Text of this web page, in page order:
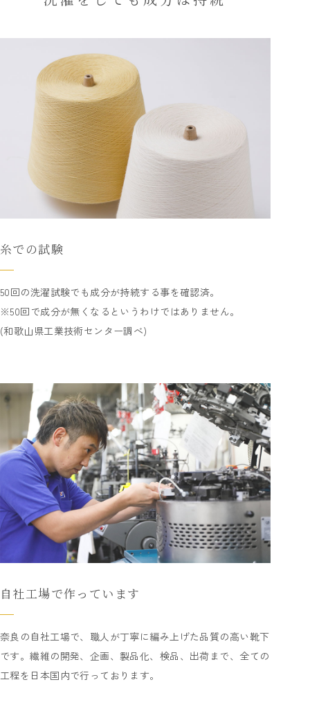
糸での試験
50回の洗濯試験でも成分が持続する事を確認済。
※50回で成分が無くなるというわけではありません。
(和歌山県工業技術センター調べ)
自社工場で作っています
奈良の自社工場で、職人が丁寧に編み上げた品質の高い靴下
です。繊維の開発、企画、製品化、検品、出荷まで、全ての
工程を日本国内で行っております。